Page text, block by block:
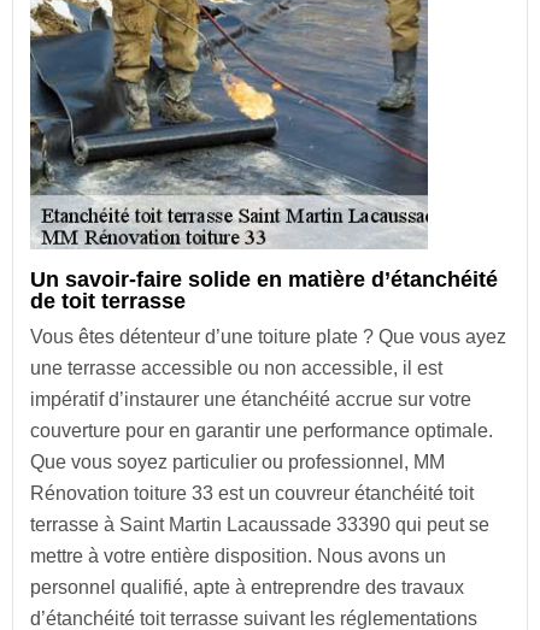
Un savoir-faire solide en matière d’étanchéité
de toit terrasse
Vous êtes détenteur d’une toiture plate ? Que vous ayez
une terrasse accessible ou non accessible, il est
impératif d’instaurer une étanchéité accrue sur votre
couverture pour en garantir une performance optimale.
Que vous soyez particulier ou professionnel, MM
Rénovation toiture 33 est un couvreur étanchéité toit
terrasse à Saint Martin Lacaussade 33390 qui peut se
mettre à votre entière disposition. Nous avons un
personnel qualifié, apte à entreprendre des travaux
d’étanchéité toit terrasse suivant les réglementations